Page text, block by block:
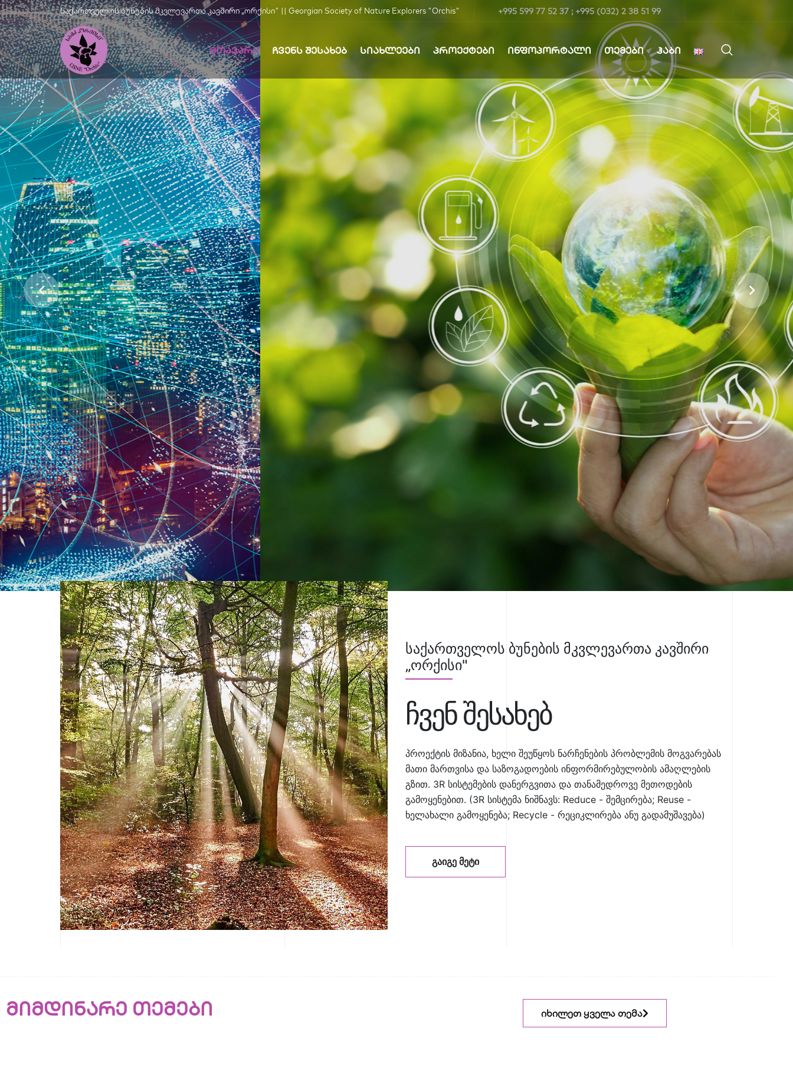
საქართველოს ბუნების მკვლევართა კავშირი „ორქისი" || Georgian Society of Nature Explorers "Orchis" +995 599 77 52 37 ; +995 (032) 2 38 51 99
ᲛᲗᲐᲕᲐᲠᲘ ᲩᲕᲔᲜᲡ ᲨᲔᲡᲐᲮᲔᲑ ᲡᲘᲐᲮᲚᲔᲔᲑᲘ ᲞᲠᲝᲔᲥᲢᲔᲑᲘ ᲘᲜᲤᲝᲞᲝᲠᲢᲐᲚᲘ ᲗᲔᲛᲔᲑᲘ ᲰᲐᲑᲘ
Მწვანე
Განვითარება
ჩვენი პლანეტის დასაცავად
პროექტების მხარდაჭერა
ᲕᲘᲜ ᲕᲐᲠᲗ ᲠᲐᲡ ᲕᲐᲙᲔᲗᲔᲑᲗ
საქართველოს ბუნების მკვლევართა კავშირი
„ორქისი"
ჩვენ შესახებ
პროექტის მიზანია, ხელი შეუწყოს ნარჩენების პრობლემის მოგვარებას
მათი მართვისა და საზოგადოების ინფორმირებულობის ამაღლების
გზით. 3R სისტემების დანერგვითა და თანამედროვე მეთოდების
გამოყენებით. (3R სისტემა ნიშნავს: Reduce - შემცირება; Reuse -
ხელახალი გამოყენება; Recycle - რეციკლირება ანუ გადამუშავება)
ᲒᲐᲘᲒᲔ ᲛᲔᲢᲘ
მიმდინარე თემები იხილეთ ყველა თემა